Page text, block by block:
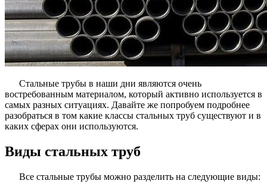
Стальные трубы в наши дни являются очень
востребованным материалом, который активно используется в
самых разных ситуациях. Давайте же попробуем подробнее
разобраться в том какие классы стальных труб существуют и в
каких сферах они используются.
Виды стальных труб
Все стальные трубы можно разделить на следующие виды: